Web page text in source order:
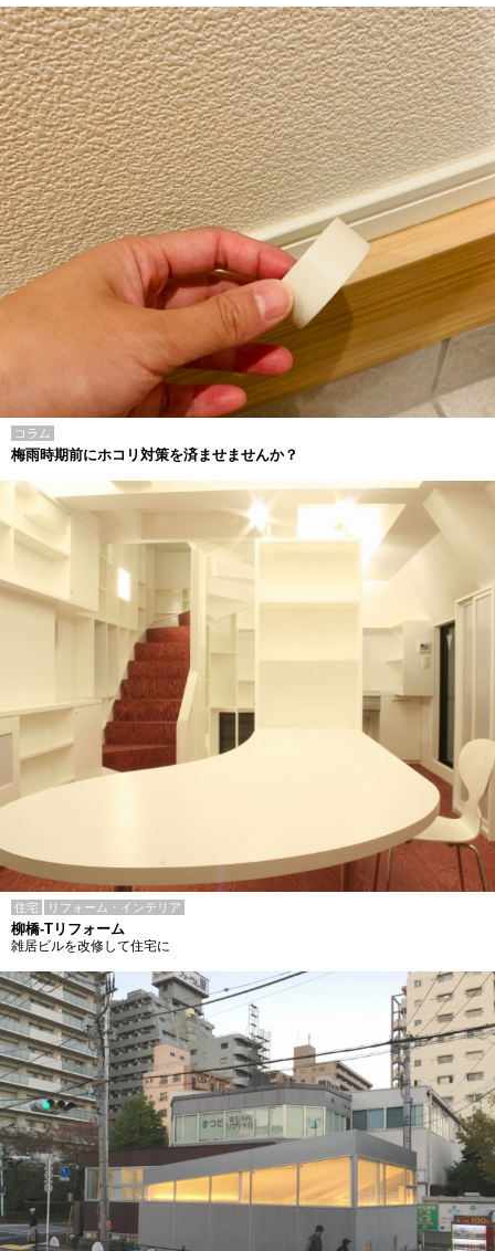
コラム
梅雨時期前にホコリ対策を済ませませんか？
住宅 リフォーム・インテリア
柳橋-Tリフォーム
雑居ビルを改修して住宅に